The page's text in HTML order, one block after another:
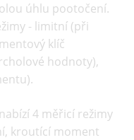
úhlu pootočení.
- limitní (při
klíč
hodnoty),
4 měřicí režimy
kroutící moment